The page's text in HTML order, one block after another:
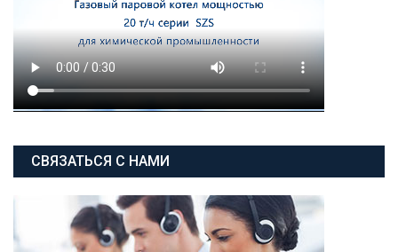
СВЯЗАТЬСЯ С НАМИ